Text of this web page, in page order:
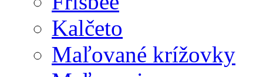
Kalčeto
Maľované krížovky